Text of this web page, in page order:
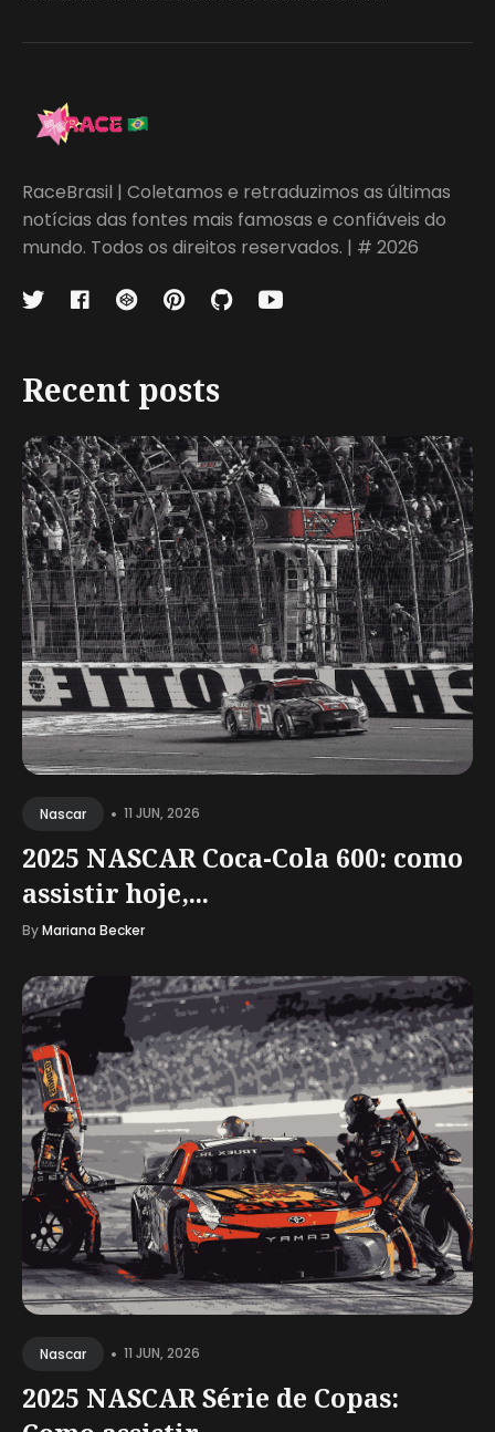
RaceBrasil | Coletamos e retraduzimos as últimas
notícias das fontes mais famosas e confiáveis do
mundo. Todos os direitos reservados. | # 2026
Recent posts
Nascar • 11 JUN, 2026
2025 NASCAR Coca-Cola 600: como
assistir hoje,...
ByMariana Becker
Nascar • 11 JUN, 2026
2025 NASCAR Série de Copas: